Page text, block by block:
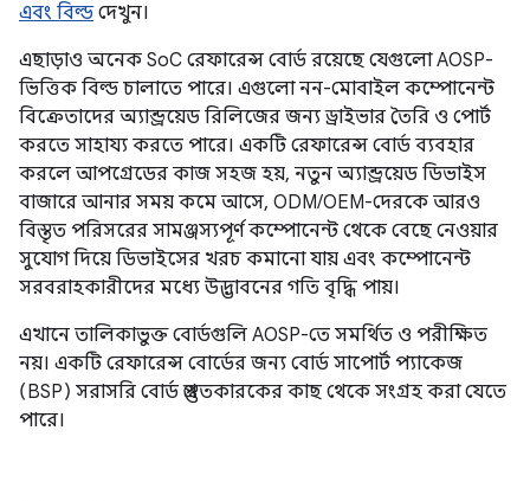
এবং বিল্ডদেখুন।
এছাড়াও অনেক SoC রেফারেন্স বোর্ড রয়েছে যেগুলো AOSP-
ভিত্তিক বিল্ড চালাতে পারে। এগুলো নন-মোবাইল কম্পোনেন্ট
বিক্রেতাদের অ্যান্ড্রয়েড রিলিজের জন্য ড্রাইভার তৈরি ও পোর্ট
করতে সাহায্য করতে পারে। একটি রেফারেন্স বোর্ড ব্যবহার
করলে আপগ্রেডের কাজ সহজ হয়, নতুন অ্যান্ড্রয়েড ডিভাইস
বাজারে আনার সময় কমে আসে, ODM/OEM-দেরকে আরও
বিস্তৃত পরিসরের সামঞ্জস্যপূর্ণ কম্পোনেন্ট থেকে বেছে নেওয়ার
সুযোগ দিয়ে ডিভাইসের খরচ কমানো যায় এবং কম্পোনেন্ট
সরবরাহকারীদের মধ্যে উদ্ভাবনের গতি বৃদ্ধি পায়।
এখানে তালিকাভুক্ত বোর্ডগুলি AOSP-তে সমর্থিত ও পরীক্ষিত
নয়। একটি রেফারেন্স বোর্ডের জন্য বোর্ড সাপোর্ট প্যাকেজ
(BSP) সরাসরি বোর্ড প্রস্তুতকারকের কাছ থেকে সংগ্রহ করা যেতে
পারে।